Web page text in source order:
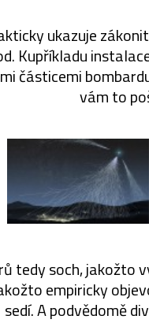
ukazuje
Kupříkladu
částicemi
vám to
tedy soch, jakožto
empiricky
sedí. A podvědomě